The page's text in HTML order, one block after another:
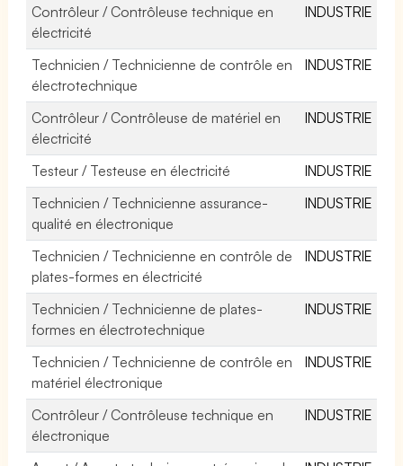
Contrôleur / Contrôleuse technique en
électricité
INDUSTRIE
Technicien / Technicienne de contrôle en
électrotechnique
INDUSTRIE
Contrôleur / Contrôleuse de matériel en
électricité
INDUSTRIE
Testeur / Testeuse en électricité
INDUSTRIE
Technicien / Technicienne assurance-
qualité en électronique
INDUSTRIE
Technicien / Technicienne en contrôle de
plates-formes en électricité
INDUSTRIE
Technicien / Technicienne de plates-
formes en électrotechnique
INDUSTRIE
Technicien / Technicienne de contrôle en
matériel électronique
INDUSTRIE
Contrôleur / Contrôleuse technique en
électronique
INDUSTRIE